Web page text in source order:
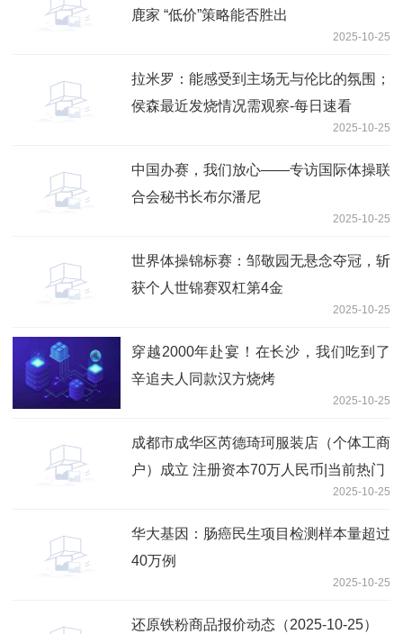
鹿家 “低价”策略能否胜出
2025-10-25
拉米罗：能感受到主场无与伦比的氛围；
侯森最近发烧情况需观察-每日速看
2025-10-25
中国办赛，我们放心——专访国际体操联
合会秘书长布尔潘尼
2025-10-25
世界体操锦标赛：邹敬园无悬念夺冠，斩
获个人世锦赛双杠第4金
2025-10-25
穿越2000年赴宴！在长沙，我们吃到了
辛追夫人同款汉方烧烤
2025-10-25
成都市成华区芮德琦珂服装店（个体工商
户）成立 注册资本70万人民币|当前热门
2025-10-25
华大基因：肠癌民生项目检测样本量超过
40万例
2025-10-25
还原铁粉商品报价动态（2025-10-25）